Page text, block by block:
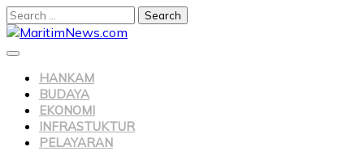
HANKAM
BUDAYA
EKONOMI
INFRASTUKTUR
PELAYARAN